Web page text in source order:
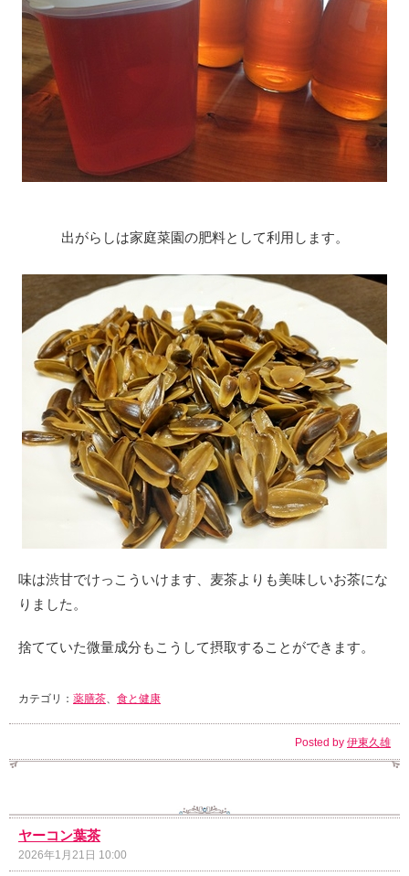
出がらしは家庭菜園の肥料として利用します。
味は渋甘でけっこういけます、麦茶よりも美味しいお茶にな
りました。
捨てていた微量成分もこうして摂取することができます。
カテゴリ： 薬膳茶 食と健康
Posted by 伊東久雄
ヤーコン葉茶
2026年1月21日 10:00